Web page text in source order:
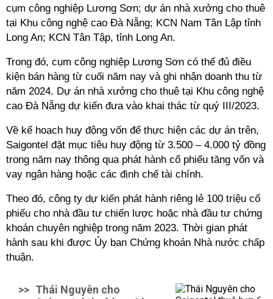
cụm công nghiệp Lương Sơn; dự án nhà xưởng cho thuê
tại Khu công nghệ cao Đà Nẵng; KCN Nam Tân Lập tỉnh
Long An; KCN Tân Tập, tỉnh Long An.
Trong đó, cụm công nghiệp Lương Sơn có thể đủ điều
kiện bán hàng từ cuối năm nay và ghi nhận doanh thu từ
năm 2024. Dự án nhà xưởng cho thuê tại Khu công nghệ
cao Đà Nẵng dự kiến đưa vào khai thác từ quý III/2023.
Về kế hoạch huy động vốn để thực hiện các dự án trên,
Saigontel đặt mục tiêu huy động từ 3.500 – 4.000 tỷ đồng
trong năm nay thông qua phát hành cổ phiếu tăng vốn và
vay ngân hàng hoặc các định chế tài chính.
Theo đó, công ty dự kiến phát hành riêng lẻ 100 triệu cổ
phiếu cho nhà đầu tư chiến lược hoặc nhà đầu tư chứng
khoán chuyên nghiệp trong năm 2023. Thời gian phát
hành sau khi được Ủy ban Chứng khoán Nhà nước chấp
thuận.
>> Thái Nguyên cho